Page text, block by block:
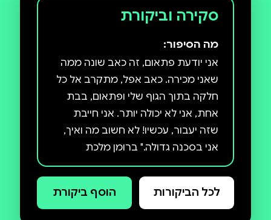
סקירה וביקורת
מה הסיפור:
אני יודעת פתאום, זה כאב שונה ממה
שאני מכירה. כאב אפל, מתקרב אל כל
חלקה בתוך הגוף שלי ופתאום, בבת
אחת, אני לא יכולה יותר. אני חייבת
שזה יעבור, עכשיו! לא חשוב מה ואיך,
אני בסכנה גדולה." ברומן מלכת
השוקולד ניצבת גיבורה שנולדה לעולם
מלא אמונה, וגדלה בישראל של שנות
התשעים. כשהיא בוחרת לעבור לתיכון
לכל הביקורות הוסף ביקורת